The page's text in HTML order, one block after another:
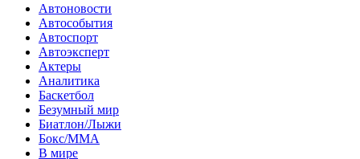
Автоновости
Автособытия
Автоспорт
Автоэксперт
Актеры
Аналитика
Баскетбол
Безумный мир
Биатлон/Лыжи
Бокс/MMA
В мире